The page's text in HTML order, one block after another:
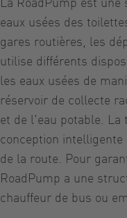
eaux usées des
gares routières, les
utilise différents
les eaux usées de
réservoir de collecte
et de l'eau potable. La
conception
de la route. Pour
RoadPump a une
chauffeur de bus ou